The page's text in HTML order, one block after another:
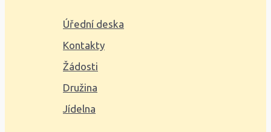
Úřední deska
Kontakty
Žádosti
Družina
Jídelna